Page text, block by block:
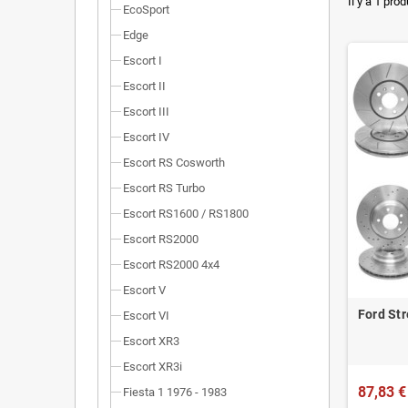
EcoSport
Edge
Escort I
Escort II
Escort III
Escort IV
Escort RS Cosworth
Escort RS Turbo
Escort RS1600 / RS1800
Escort RS2000
Escort RS2000 4x4
Escort V
Escort VI
Escort XR3
Escort XR3i
Fiesta 1 1976 - 1983
Poids
Ford
87,83 €